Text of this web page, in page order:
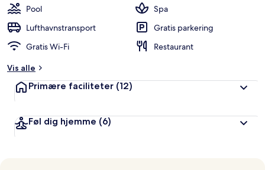
a
f
Pool
Spa
Lufthavnstransport
Gratis parkering
Gratis Wi-Fi
Restaurant
Vis alle
Primære faciliteter (12)
Føl dig hjemme (6)